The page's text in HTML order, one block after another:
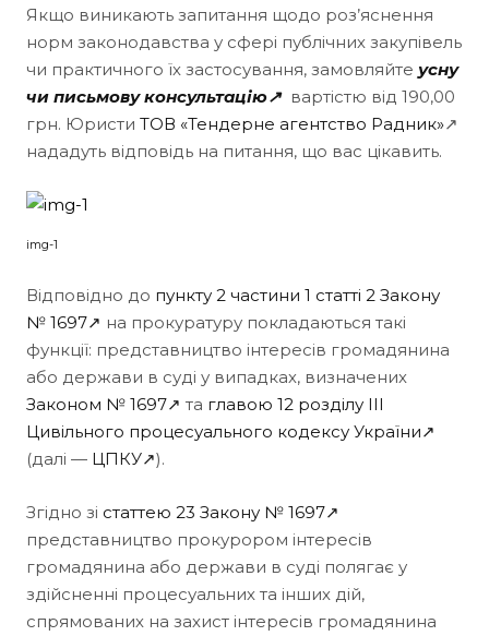
Якщо виникають запитання щодо роз’яснення
норм законодавства у сфері публічних закупівель
чи практичного їх застосування, замовляйте усну
чи письмову консультацію↗вартістю від 190,00
грн. Юристи ТОВ «Тендерне агентство Радник»↗
нададуть відповідь на питання, що вас цікавить.
img-1
Відповідно до пункту 2 частини 1 статті 2 Закону
№ 1697↗ на прокуратуру покладаються такі
функції: представництво інтересів громадянина
або держави в суді у випадках, визначених
Законом № 1697↗ та главою 12 розділу III
Цивільного процесуального кодексу України↗
(далі — ЦПКУ↗).
Згідно зі статтею 23 Закону № 1697↗
представництво прокурором інтересів
громадянина або держави в суді полягає у
здійсненні процесуальних та інших дій,
спрямованих на захист інтересів громадянина